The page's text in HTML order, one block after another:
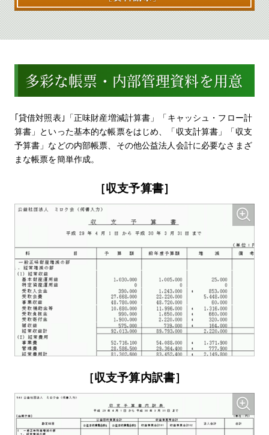
多彩な帳票・内部管理資料を用意
｢貸借対照表｣「正味財産増減計算書」「キャッシュ・フロー計
算書」といった基本的な帳票をはじめ、「収支計算書」「収支
予算書」などの内部帳票、その他公益法人会計に必要なさまざ
まな帳票を簡単作成。
［収支予算書］
［収支予算内訳書］